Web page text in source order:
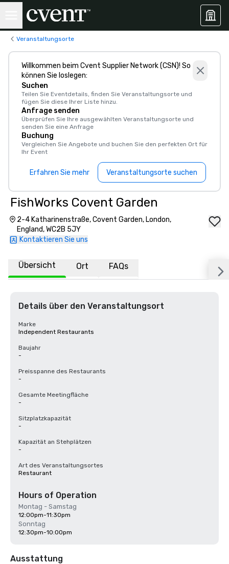
Veranstaltungsorte
Willkommen beim Cvent Supplier Network (CSN)! So
können Sie loslegen:
Suchen
Teilen Sie Eventdetails, finden Sie Veranstaltungsorte und
fügen Sie diese Ihrer Liste hinzu.
Anfrage senden
Überprüfen Sie Ihre ausgewählten Veranstaltungsorte und
senden Sie eine Anfrage
Buchung
Vergleichen Sie Angebote und buchen Sie den perfekten Ort für
Ihr Event
Erfahren Sie mehr Veranstaltungsorte suchen
FishWorks Covent Garden
2-4 Katharinenstraße, Covent Garden, London,
England, WC2B 5JY
Kontaktieren Sie uns
Übersicht Ort FAQs
Details über den Veranstaltungsort
Marke
Independent Restaurants
Baujahr
-
Preisspanne des Restaurants
-
Gesamte Meetingfläche
-
Sitzplatzkapazität
-
Kapazität an Stehplätzen
-
Art des Veranstaltungsortes
Restaurant
Hours of Operation
Montag - Samstag
12:00pm-11:30pm
Sonntag
12:30pm-10:00pm
Ausstattung